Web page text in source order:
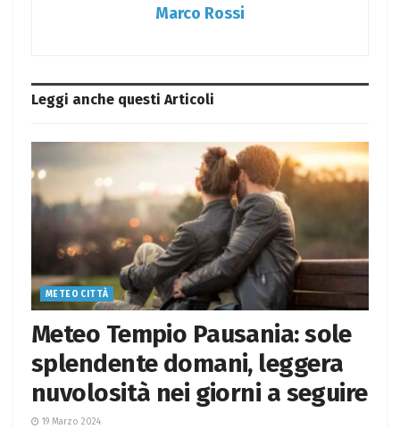
Marco Rossi
Leggi anche questi Articoli
METEO CITTÀ
Meteo Tempio Pausania: sole
splendente domani, leggera
nuvolosità nei giorni a seguire
19 Marzo 2024